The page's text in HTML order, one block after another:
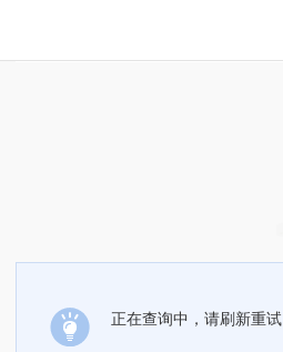
正在查询中，请刷新重试